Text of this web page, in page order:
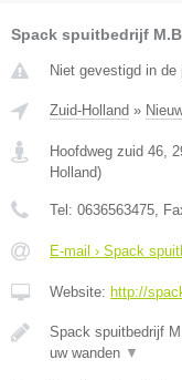
Spack spuitbedrijf
Niet gevestigd in de
Zuid-Holland »
Hoofdweg zuid 46
Holland)
Tel: 0636563475 ,
E-mail › Spack
Website: http://
Spack spuitbedrijf
uw wanden ▼